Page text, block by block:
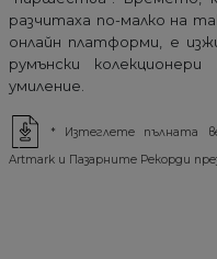
разчитаха по-малко на
онлайн платформи, е
румънски
умиление.
* Изтеглете пълната
Artmark и Пазарните Рекорди